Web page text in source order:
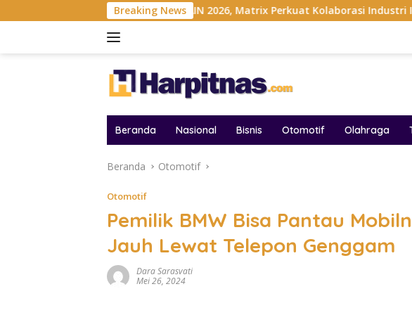
ke
Breaking News
Gelar MAIN 2026, Matrix Perkuat Kolaborasi Industri ISP
Beranda Nasional Bisnis Otomotif Olahraga
Beranda Otomotif
Otomotif
Pemilik BMW Bisa Pantau
Jauh Lewat Telepon Genggam
Dara Sarasvati
Mei 26, 2024